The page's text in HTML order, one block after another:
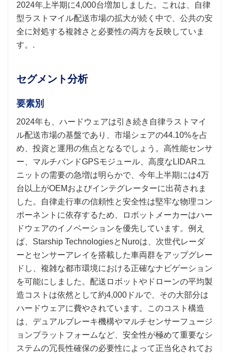
2024年上半期に4,000台増加しました。これは、自律
型ラストマイル配送市場の拡大が続く中で、公共の安
全に対処する複雑さと必要性の両方を反映していま
す。.
セグメント分析
要素別
2024年も、ハードウェアは引き続き自律ラストマイ
ル配送市場の基盤であり、市場シェアの44.10%を占
め、投資と運用の焦点となるでしょう。高性能センサ
ー、マルチバンドGPSモジュール、高度なLIDARユ
ニットの需要の急増は明らかで、今年上半期には4万
台以上がOEMおよびインテグレーターに出荷されま
した。自律走行車の信頼性と安全性は堅牢な物理コン
ポーネントに依存するため、ロボットメーカーはハー
ドウェアのイノベーションを優先しています。例え
ば、Starship TechnologiesとNuroは、次世代レーダ
ーとセンサーアレイを搭載した車両群をアップグレー
ドし、複雑な都市環境における正確なナビゲーション
を可能にしました。配送ロボットやドローンの平均製
造コストは依然として約4,000ドルで、その大部分は
ハードウェアに費やされています。このコスト構造
は、デュアルブレーキ機構やマルチセンサーフュージ
ョンプラットフォームなど、安全性が極めて重要なシ
ステムの冗長性確保の必要性によって正当化されてお